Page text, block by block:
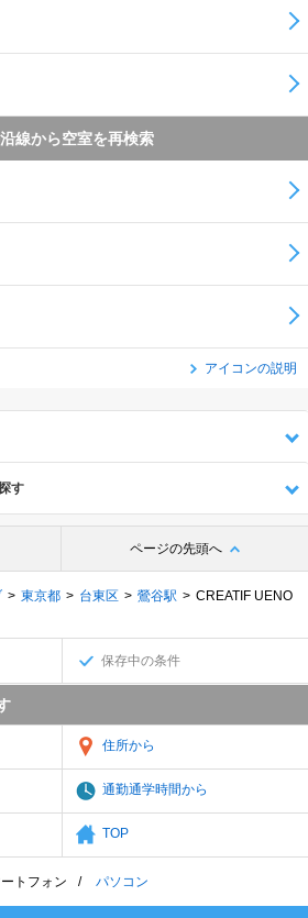
線から空室を再検索
アイコンの説明
す
ページの先頭へ
東京都 台東区 鶯谷駅
CREATIF UENO
保存中の条件
住所から
通勤通学時間から
TOP
ートフォン パソコン